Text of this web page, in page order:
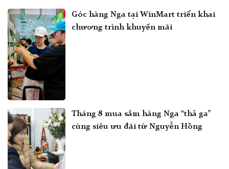
Góc hàng Nga tại WinMart triển khai
chương trình khuyến mãi
Tháng 8 mua sắm hàng Nga “thả ga”
cùng siêu ưu đãi từ Nguyễn Hồng